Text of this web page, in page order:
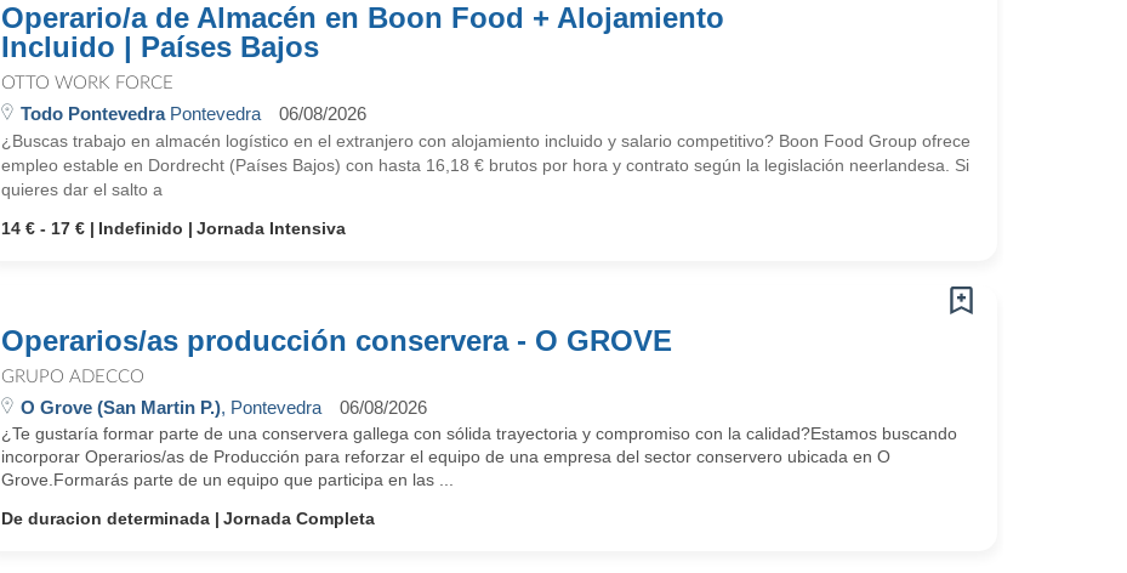
Operario/a de Almacén en Boon Food + Alojamiento
Incluido | Países Bajos
OTTO WORK FORCE
Todo PontevedraPontevedra 06/08/2026
¿Buscas trabajo en almacén logístico en el extranjero con alojamiento incluido y salario competitivo? Boon Food Group ofrece
empleo estable en Dordrecht (Países Bajos) con hasta 16,18 € brutos por hora y contrato según la legislación neerlandesa. Si
quieres dar el salto a
14 € - 17 €
Indefinido Jornada Intensiva
Operarios/as producción conservera - O GROVE
GRUPO ADECCO
O Grove (San Martin P.), Pontevedra 06/08/2026
¿Te gustaría formar parte de una conservera gallega con sólida trayectoria y compromiso con la calidad?Estamos buscando
incorporar Operarios/as de Producción para reforzar el equipo de una empresa del sector conservero ubicada en O
Grove.Formarás parte de un equipo que participa en las ...
De duracion determinada
Jornada Completa